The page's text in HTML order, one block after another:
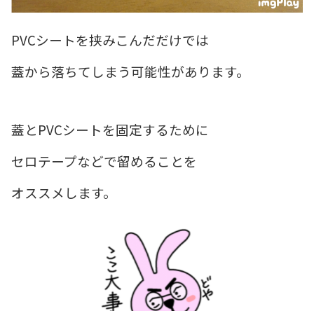
PVCシートを挟みこんだだけでは
蓋から落ちてしまう可能性があります。
蓋とPVCシートを固定するために
セロテープなどで留めることを
オススメします。